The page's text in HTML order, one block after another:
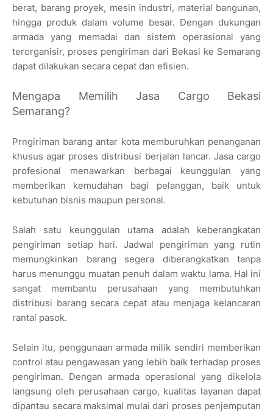
berat, barang proyek, mesin industri, material bangunan,
hingga produk dalam volume besar. Dengan dukungan
armada yang memadai dan sistem operasional yang
terorganisir, proses pengiriman dari Bekasi ke Semarang
dapat dilakukan secara cepat dan efisien.
Mengapa Memilih Jasa Cargo Bekasi
Semarang?
Prngiriman barang antar kota memburuhkan penanganan
khusus agar proses distribusi berjalan lancar. Jasa cargo
profesional menawarkan berbagai keunggulan yang
memberikan kemudahan bagi pelanggan, baik untuk
kebutuhan bisnis maupun personal.
Salah satu keunggulan utama adalah keberangkatan
pengiriman setiap hari. Jadwal pengiriman yang rutin
memungkinkan barang segera diberangkatkan tanpa
harus menunggu muatan penuh dalam waktu lama. Hal ini
sangat membantu perusahaan yang membutuhkan
distribusi barang secara cepat atau menjaga kelancaran
rantai pasok.
Selain itu, penggunaan armada milik sendiri memberikan
control atau pengawasan yang lebih baik terhadap proses
pengiriman. Dengan armada operasional yang dikelola
langsung oleh perusahaan cargo, kualitas layanan dapat
dipantau secara maksimal mulai dari proses penjemputan